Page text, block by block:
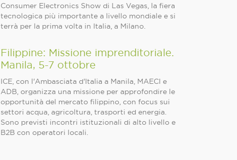
Consumer Electronics Show di Las Vegas, la fiera
tecnologica più importante a livello mondiale e si
terrà per la prima volta in Italia, a Milano.
Filippine: Missione imprenditoriale.
Manila, 5-7 ottobre
ICE, con l'Ambasciata d'Italia a Manila, MAECI e
ADB, organizza una missione per approfondire le
opportunità del mercato filippino, con focus sui
settori acqua, agricoltura, trasporti ed energia.
Sono previsti incontri istituzionali di alto livello e
B2B con operatori locali.